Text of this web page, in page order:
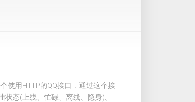
用HTTP的QQ接口，通过这个接
态(上线、忙碌、离线、隐身)、